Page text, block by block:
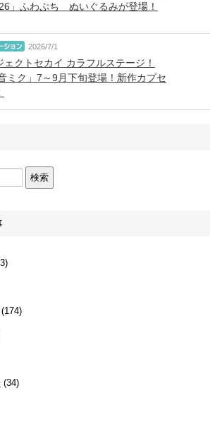
」ふわぷち ぬいぐるみが登場！
2026/7/1
ェクトセカイ カラフルステージ！
ミク」7～9月下旬登場！新作カプセ
(174)
(34)